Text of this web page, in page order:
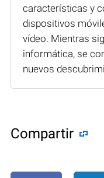
características y
dispositivos
vídeo. Mientras
informática, se
nuevos
Compartir